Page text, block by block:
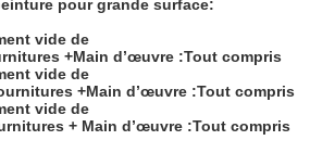
pour grande surface:
vide de
+Main d’œuvre :Tout compris
vide de
+Main d’œuvre :Tout compris
vide de
+ Main d’œuvre :Tout compris